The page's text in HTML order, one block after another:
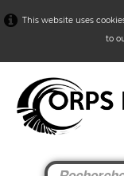
This website uses
to